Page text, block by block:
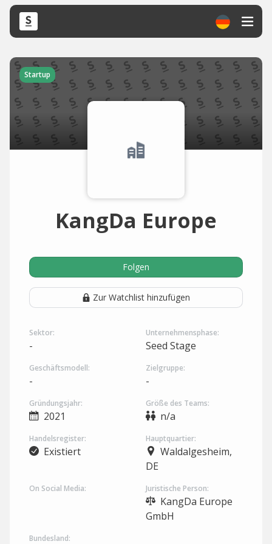
Startup
KangDa Europe
Folgen
Zur Watchlist hinzufügen
Sektor:
-
Unternehmensphase:
Seed Stage
Geschäftsmodell:
-
Zielgruppe:
-
Gründungsjahr:
2021
Größe des Teams:
n/a
Handelsregister:
Existiert
Hauptquartier:
Waldalgesheim,
DE
On Social Media: Juristische Person:
KangDa Europe
GmbH
Bundesland: